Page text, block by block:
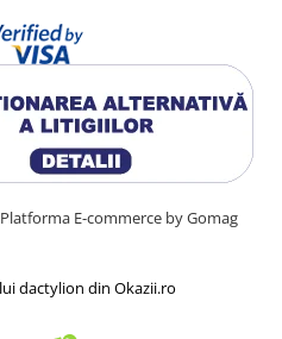
Platforma E-commerce by Gomag